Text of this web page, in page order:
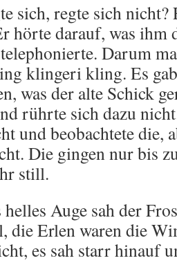
sich, regte sich nicht?
hörte darauf, was ihm
Darum
klingeri kling. Es
was der alte Schick
rührte sich dazu
und beobachtete die,
Die gingen nur bis
still.
Auge sah der
die Erlen waren die
es sah starr hinauf